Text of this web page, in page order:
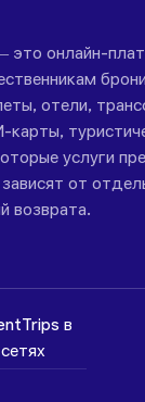
онлайн-
отели,
карты,
услуги
от
возврата.
в